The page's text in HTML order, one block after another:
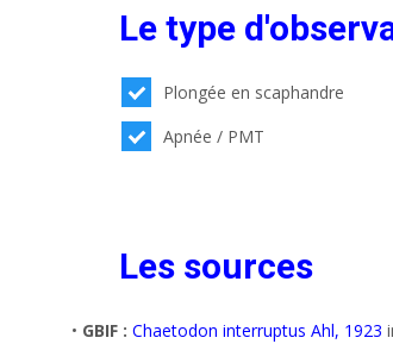
Le type
Plongée en scaphandre
Apnée / PMT
Les sources
• GBIF : Chaetodon interruptus Ahl, 1923